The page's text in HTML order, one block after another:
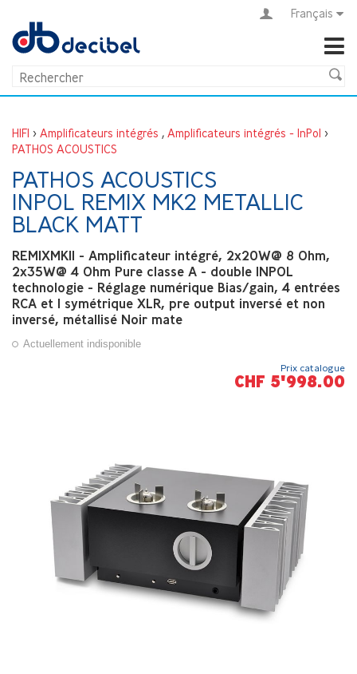
Français
HIFI > Amplificateurs intégrés , Amplificateurs intégrés - InPol >
PATHOS ACOUSTICS
PATHOS ACOUSTICS
INPOL REMIX MK2 METALLIC
BLACK MATT
REMIXMKII - Amplificateur intégré, 2x20W@ 8 Ohm,
2x35W@ 4 Ohm Pure classe A - double INPOL
technologie - Réglage numérique Bias/gain, 4 entrées
RCA et 1 symétrique XLR, pre output inversé et non
inversé, métallisé Noir mate
Actuellement indisponible
Prix catalogue
CHF 5'998.00